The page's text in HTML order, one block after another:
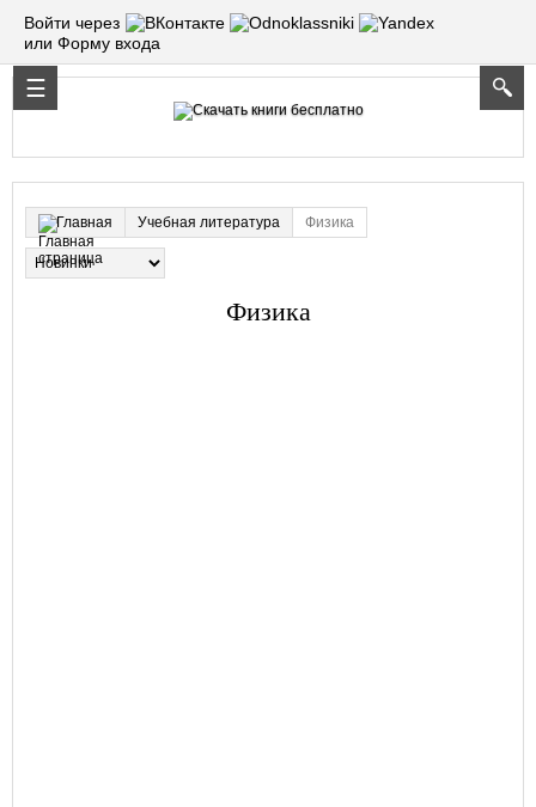
Войти через
или Форму входа
Главная Учебная литература Физика
Физика